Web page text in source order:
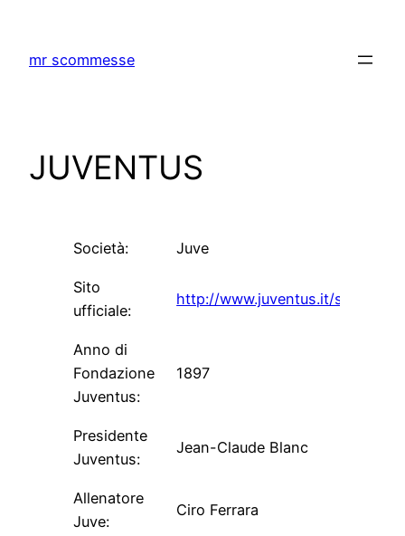
content
mr scommesse
JUVENTUS
Società: Juve
Sito
ufficiale:
http://www.juventus.it/site/ita/
Anno di
Fondazione
Juventus:
1897
Presidente
Juventus:
Jean-Claude Blanc
Allenatore
Juve:
Ciro Ferrara